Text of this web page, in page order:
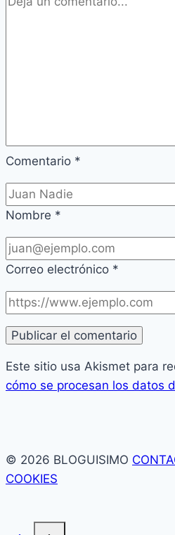
Comentario *
Nombre *
Correo electrónico *
Este sitio usa Akismet para
cómo se procesan los datos
© 2026 BLOGUISIMO
COOKIES